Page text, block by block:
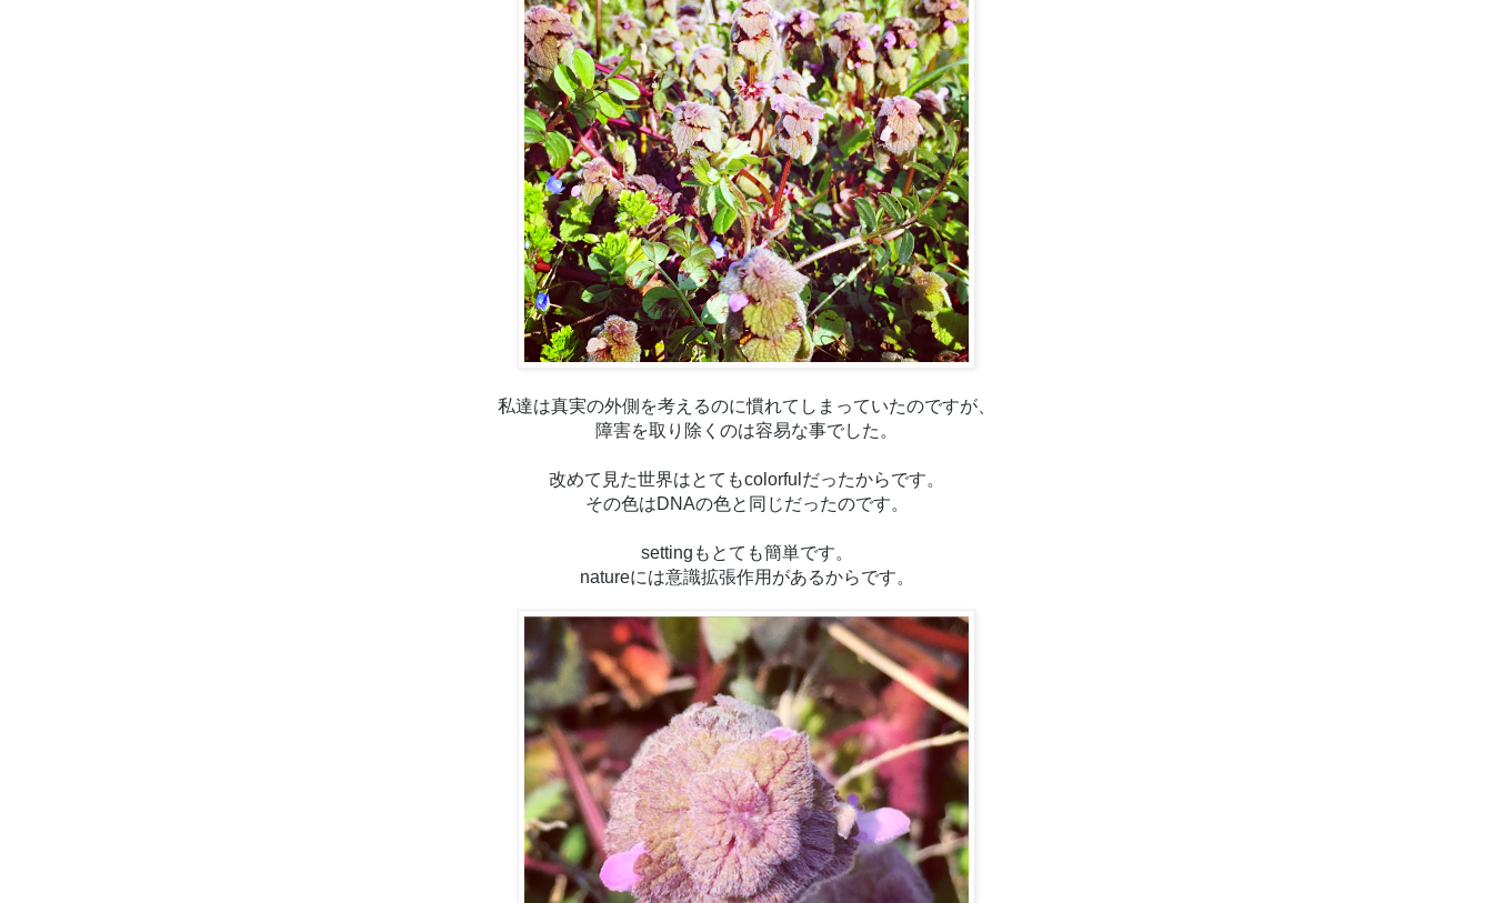
私達は真実の外側を考えるのに慣れてしまっていたのですが、
障害を取り除くのは容易な事でした。
改めて見た世界はとてもcolorfulだったからです。
その色はDNAの色と同じだったのです。
settingもとても簡単です。
natureには意識拡張作用があるからです。